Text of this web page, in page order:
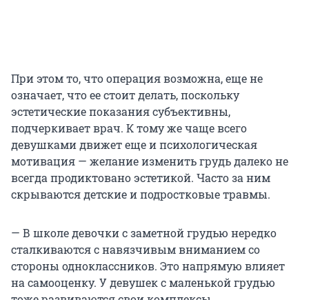
При этом то, что операция возможна, еще не
означает, что ее стоит делать, поскольку
эстетические показания субъективны,
подчеркивает врач. К тому же чаще всего
девушками движет еще и психологическая
мотивация — желание изменить грудь далеко не
всегда продиктовано эстетикой. Часто за ним
скрываются детские и подростковые травмы.
— В школе девочки с заметной грудью нередко
сталкиваются с навязчивым вниманием со
стороны одноклассников. Это напрямую влияет
на самооценку. У девушек с маленькой грудью